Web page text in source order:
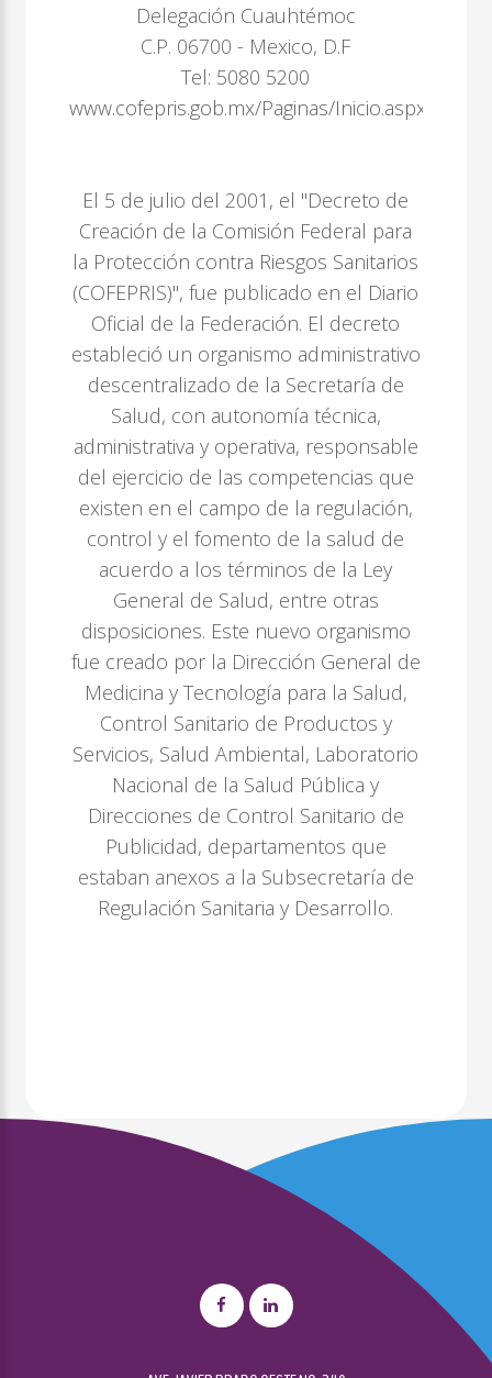
Delegación Cuauhtémoc
C.P. 06700 - Mexico, D.F
Tel: 5080 5200
www.cofepris.gob.mx/Paginas/Inicio.aspx
El 5 de julio del 2001, el "Decreto de
Creación de la Comisión Federal para
la Protección contra Riesgos Sanitarios
(COFEPRIS)", fue publicado en el Diario
Oficial de la Federación. El decreto
estableció un organismo administrativo
descentralizado de la Secretaría de
Salud, con autonomía técnica,
administrativa y operativa, responsable
del ejercicio de las competencias que
existen en el campo de la regulación,
control y el fomento de la salud de
acuerdo a los términos de la Ley
General de Salud, entre otras
disposiciones. Este nuevo organismo
fue creado por la Dirección General de
Medicina y Tecnología para la Salud,
Control Sanitario de Productos y
Servicios, Salud Ambiental, Laboratorio
Nacional de la Salud Pública y
Direcciones de Control Sanitario de
Publicidad, departamentos que
estaban anexos a la Subsecretaría de
Regulación Sanitaria y Desarrollo.